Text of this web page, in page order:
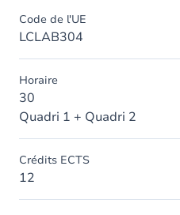
Code de l'UE
LCLAB304
Horaire
30
Quadri 1 + Quadri 2
Crédits ECTS
12